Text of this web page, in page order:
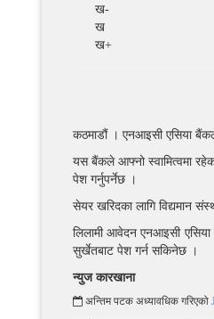
ख-
ख
ख+
कठमाडौं । एनआइसी एसिया
यस बैंकले आफ्नो स्वामित्वमा
पेश गर्नुपर्नेछ ।
सेयर खरिदका लागि विद्यमान
लिलामी आवेदन एनआइसी एसिया
सुर्खेतबाट पेश गर्न सकिनेछ ।
न्युज कारखाना
अन्तिम पटक अध्यावधिक गरिएको